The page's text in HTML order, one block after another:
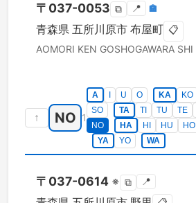
〒 037-0053 ⧉ 📍 🏣
青森県 五所川原市 布屋町 📋
AOMORI KEN GOSHOGAWARA SHI
↑ NO 1
A U O KA KO
SO
TA TI TU TE
NO
HA HI HU HO
YA
YO WA
〒 037-0614 ※ ⧉ 📍